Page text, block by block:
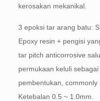
kerosakan mekanikal.
3 epoksi tar arang batu:
Epoxy resin + pengisi
tar pitch anticorrosive
permukaan keluli
pembentukan, commonly
Ketebalan 0.5 ~ 1.0mm.